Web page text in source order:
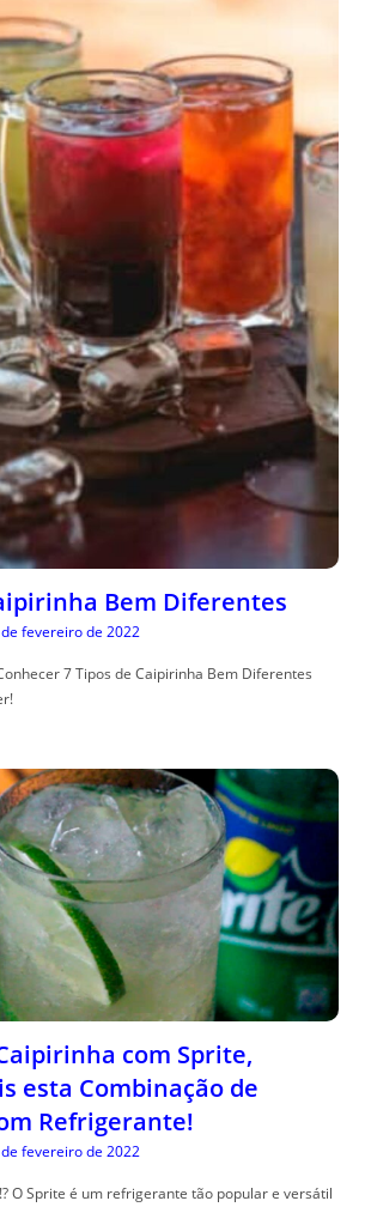
Bem Diferentes
fevereiro de 2022
7 Tipos de Caipirinha Bem Diferentes
com Sprite,
esta Combinação de
Refrigerante!
fevereiro de 2022
O Sprite é um refrigerante tão popular e versátil